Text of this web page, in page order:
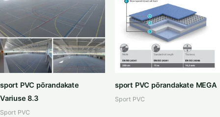
sport PVC põrandakate
Variuse 8.3
Sport PVC
sport PVC põrandakate MEGA
Sport PVC